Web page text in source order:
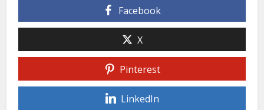
Facebook
X
Pinterest
LinkedIn